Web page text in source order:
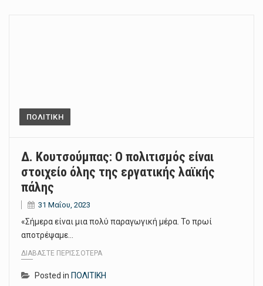
ΠΟΛΙΤΙΚΗ
Δ. Κουτσούμπας: Ο πολιτισμός είναι
στοιχείο όλης της εργατικής λαϊκής
πάλης
31 Μαΐου, 2023
«Σήμερα είναι μια πολύ παραγωγική μέρα. Το πρωί
αποτρέψαμε…
ΔΙΑΒΆΣΤΕ ΠΕΡΙΣΣΌΤΕΡΑ
Posted in ΠΟΛΙΤΙΚΗ